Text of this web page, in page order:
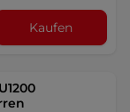
Kaufen